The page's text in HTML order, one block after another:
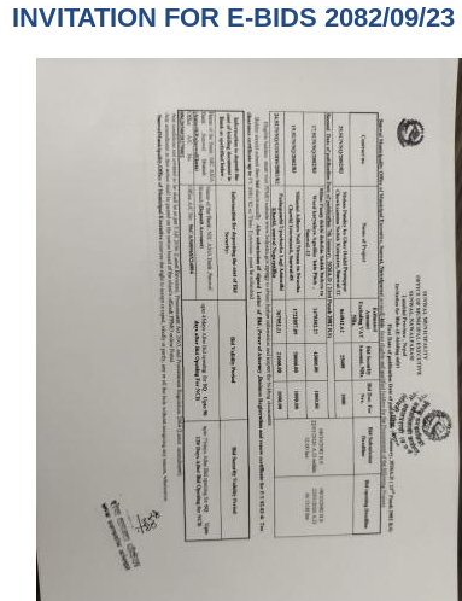
INVITATION FOR E-BIDS 2082/09/23